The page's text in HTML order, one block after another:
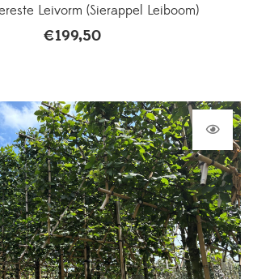
Leivorm (Sierappel Leiboom)
€199,50